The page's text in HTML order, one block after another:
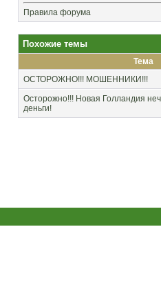
Правила форума
Похожие темы
Тема
ОСТОРОЖНО!!! МОШЕННИКИ!!!
Осторожно!!! Новая Голландия
деньги!